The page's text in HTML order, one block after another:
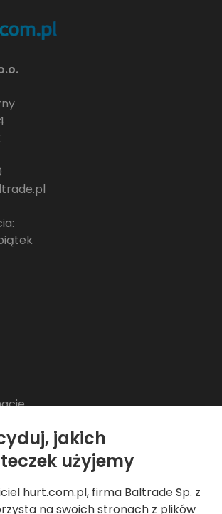
pytania
jakich
użyjemy
hurt.com.pl, firma Baltrade Sp. z
na swoich stronach z plików